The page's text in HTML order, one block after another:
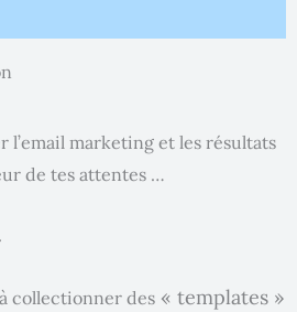
l’email marketing et les résultats
de tes attentes …
collectionner des « templates »